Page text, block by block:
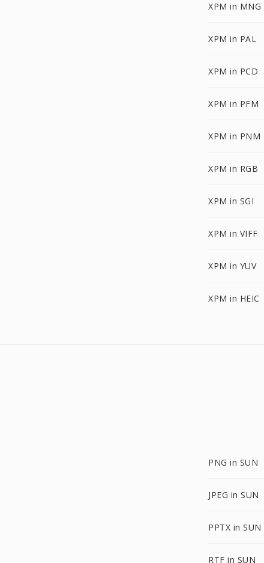
XPM in MNG
XPM in PAL
XPM in PCD
XPM in PFM
XPM in PNM
XPM in RGB
XPM in SGI
XPM in VIFF
XPM in YUV
XPM in HEIC
PNG in SUN
JPEG in SUN
PPTX in SUN
RTF in SUN